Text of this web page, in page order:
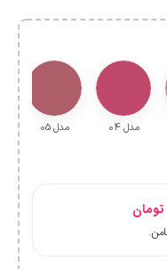
مدل 04 مدل 05
تومان